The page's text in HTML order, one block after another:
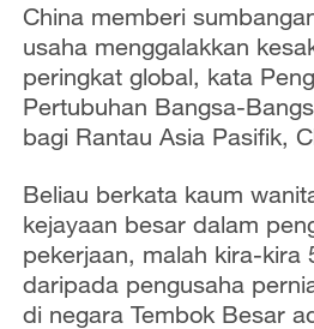
China memberi
usaha menggalakkan
peringkat global, kata
Pertubuhan Bangsa-
bagi Rantau Asia Pasifik,
Beliau berkata kaum
kejayaan besar dalam
pekerjaan, malah kira-kira
daripada pengusaha
di negara Tembok Besar